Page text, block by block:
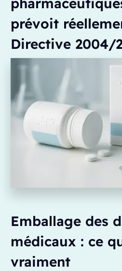
prévoit
Directive 2004/
Emballage des
médicaux : ce
vraiment